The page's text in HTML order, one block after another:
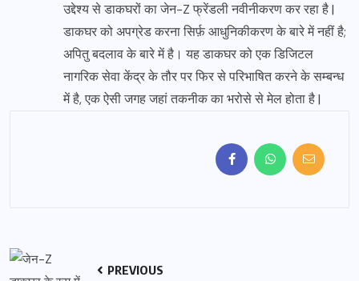
उद्देश्य से डाकघरों का जेन-Z फ्रेंडली नवीनीकरण कर रहा है |
डाकघर को अपग्रेड करना सिर्फ़ आधुनिकीकरण के बारे में नहीं है;
अपितु बदलाव के बारे में है। यह डाकघर को एक डिजिटल
नागरिक सेवा केंद्र के तौर पर फिर से परिभाषित करने के सम्बन्ध
में है, एक ऐसी जगह जहां तकनीक का भरोसे से मेल होता है |
PREVIOUS